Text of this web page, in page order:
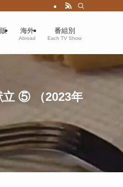
海外
Abroad
番組別
Each TV Show
立 ⑤ （2023年